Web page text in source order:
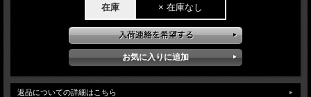
在庫 × 在庫なし
返品についての詳細はこちら